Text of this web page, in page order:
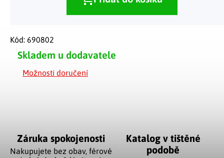
Skladem u dodavatele
Možnosti doručení
Kód: 690802
Záruka spokojenosti
Nakupujete bez obav, férové
Katalog v tištěné
podobě